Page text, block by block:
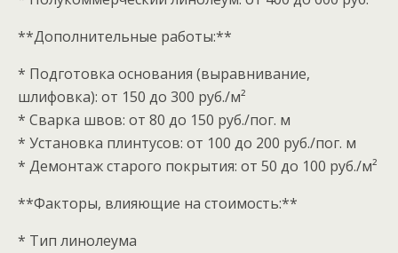
**Дополнительные работы:**
* Подготовка основания (выравнивание,
шлифовка): от 150 до 300 руб./м²
* Сварка швов: от 80 до 150 руб./пог. м
* Установка плинтусов: от 100 до 200 руб./пог. м
* Демонтаж старого покрытия: от 50 до 100 руб./м²
**Факторы, влияющие на стоимость:**
* Тип линолеума